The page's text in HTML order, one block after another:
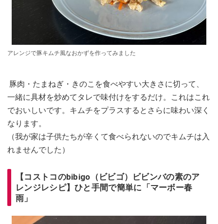
アレンジで豚キムチ風なおかずを作ってみました
豚肉・たまねぎ・きのこを食べやすい大きさに切って、
一緒に具材を炒めてタレで味付けをするだけ。これはこれ
でおいしいです。キムチをプラスするとさらに味わい深く
なります。
（我が家は子供たちが辛くて食べられないのでキムチは入
れませんでした）
【コストコのbibigo（ビビゴ）ビビンバの素のア
レンジレシピ】ひと手間で簡単に「マーボー春
雨」